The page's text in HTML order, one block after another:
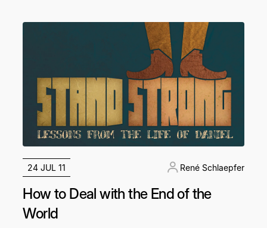
24 JUL 11 René Schlaepfer
How to Deal with the End of the
World